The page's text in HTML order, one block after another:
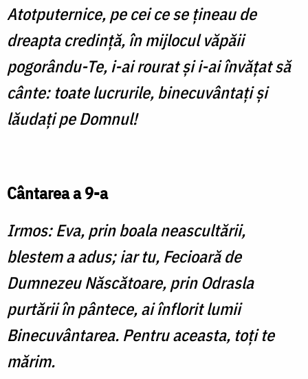
Atotputernice, pe cei ce se ţineau de
dreapta credinţă, în mijlocul văpăii
pogorându-Te, i-ai rourat şi i-ai învăţat să
cânte: toate lucrurile, binecuvântaţi şi
lăudaţi pe Domnul!
Cântarea a 9-a
Irmos: Eva, prin boala neascul­tării,
blestem a adus; iar tu, Fecioară de
Dumnezeu Născătoare, prin Odrasla
purtării în pântece, ai înflorit lumii
Binecuvântarea. Pentru aceasta, toţi te
mărim.